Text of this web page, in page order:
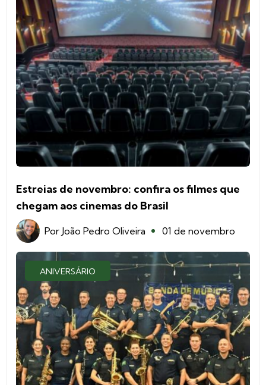
Estreias de novembro: confira os filmes que
chegam aos cinemas do Brasil
Por João Pedro Oliveira 01 de novembro
ANIVERSÁRIO